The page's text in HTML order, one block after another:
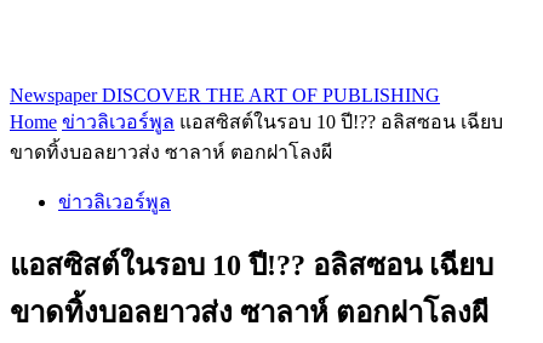
Newspaper DISCOVER THE ART OF PUBLISHING
Home ข่าวลิเวอร์พูล แอสซิสต์ในรอบ 10 ปี!?? อลิสซอน เฉียบ
ขาดทิ้งบอลยาวส่ง ซาลาห์ ตอกฝาโลงผี
ข่าวลิเวอร์พูล
แอสซิสต์ในรอบ 10 ปี!?? อลิสซอน เฉียบ
ขาดทิ้งบอลยาวส่ง ซาลาห์ ตอกฝาโลงผี